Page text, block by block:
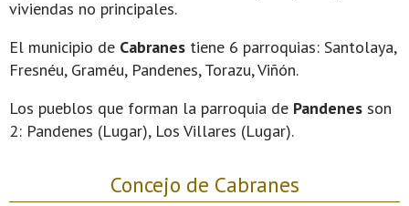
viviendas no principales.
El municipio de Cabranes tiene 6 parroquias: Santolaya,
Fresnéu, Graméu, Pandenes, Torazu, Viñón.
Los pueblos que forman la parroquia de Pandenes son
2: Pandenes (Lugar), Los Villares (Lugar).
Concejo de Cabranes